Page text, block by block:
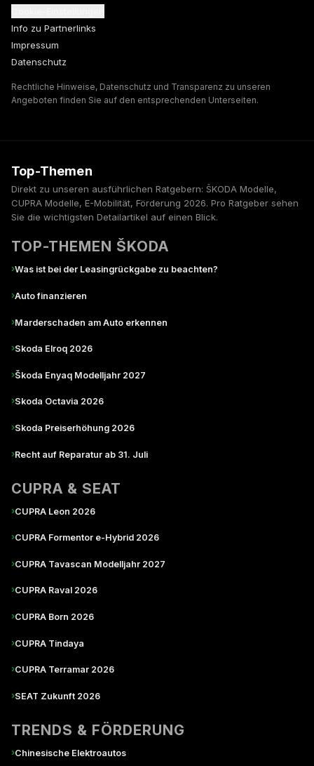
Info zu Partnerlinks
Impressum
Datenschutz
Rechtliche Hinweise, Datenschutz und Transparenz zu unseren
Angeboten finden Sie auf den entsprechenden Unterseiten.
Top-Themen
Direkt zu unseren ausführlichen Ratgebern: ŠKODA Modelle,
CUPRA Modelle, E-Mobilität, Förderung 2026. Pro Ratgeber sehen
Sie die wichtigsten Detailartikel auf einen Blick.
TOP-THEMEN ŠKODA
›Was ist bei der Leasingrückgabe zu beachten?
›Auto finanzieren
›Marderschaden am Auto erkennen
›Skoda Elroq 2026
›Škoda Enyaq Modelljahr 2027
›Skoda Octavia 2026
›Skoda Preiserhöhung 2026
›Recht auf Reparatur ab 31. Juli
CUPRA & SEAT
›CUPRA Leon 2026
›CUPRA Formentor e-Hybrid 2026
›CUPRA Tavascan Modelljahr 2027
›CUPRA Raval 2026
›CUPRA Born 2026
›CUPRA Tindaya
›CUPRA Terramar 2026
›SEAT Zukunft 2026
TRENDS & FÖRDERUNG
›Chinesische Elektroautos